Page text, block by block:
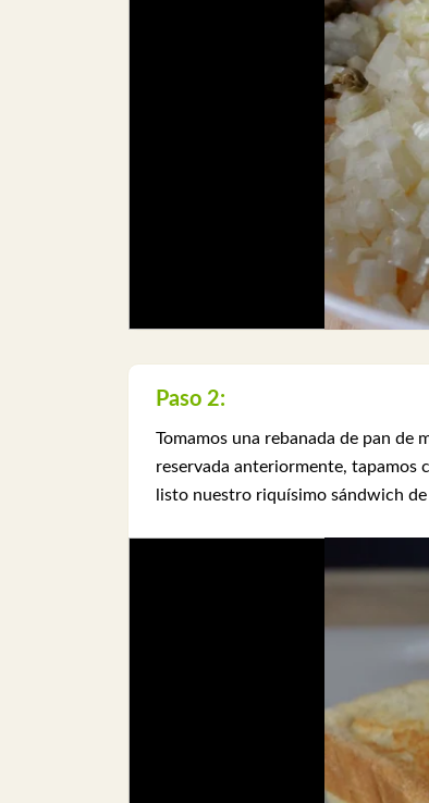
Paso 2:
Tomamos una rebanada de pan de
reservada anteriormente, tapamos
listo nuestro riquísimo sándwich